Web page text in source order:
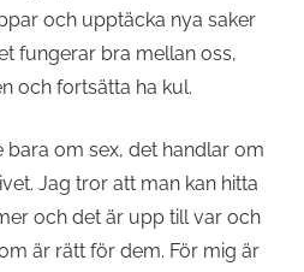
och upptäcka nya saker
fungerar bra mellan oss,
och fortsätta ha kul.
bara om sex, det handlar om
Jag tror att man kan hitta
och det är upp till var och
är rätt för dem. För mig är